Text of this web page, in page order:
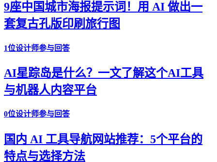
9座中国城市海报提示词！用 AI 做出一
套复古孔版印刷旅行图
1位设计师参与回答
AI星踪岛是什么？一文了解这个AI工具
与机器人内容平台
0位设计师参与回答
国内 AI 工具导航网站推荐：5个平台的
特点与选择方法